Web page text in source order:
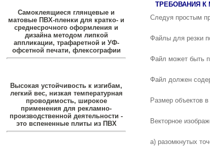
Самоклеящиеся глянцевые и
матовые ПВХ-пленки для кратко- и
среднесрочного оформления и
дизайна методом липкой
аппликации, трафаретной и УФ-
офсетной печати, флексографии
Высокая устойчивость к изгибам,
легкий вес, низкая температурная
проводимость, широкое
применения для рекламно-
производственной деятельности -
это вспененные плиты из ПВХ
ТРЕБОВАНИЯ К
Следуя простым
Файлы для резки
Файл может быть
Файл должен
Размер объектов
Векторное
a) разомкнутых